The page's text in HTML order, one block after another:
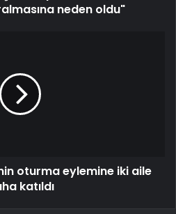
neden oldu"
oturma eylemine iki aile
katıldı